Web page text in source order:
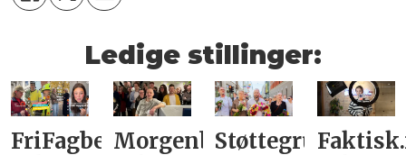
Ledige stillinger:
FriFagbevegelseMorgenbladetStøttegruppa